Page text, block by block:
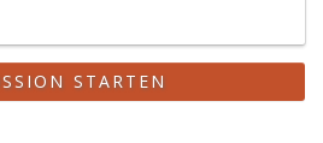
STARTEN